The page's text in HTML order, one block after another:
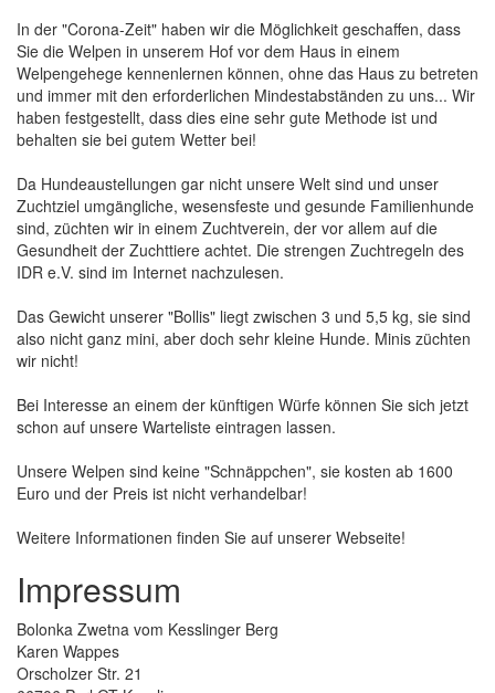
In der "Corona-Zeit" haben wir die Möglichkeit geschaffen, dass
Sie die Welpen in unserem Hof vor dem Haus in einem
Welpengehege kennenlernen können, ohne das Haus zu betreten
und immer mit den erforderlichen Mindestabständen zu uns... Wir
haben festgestellt, dass dies eine sehr gute Methode ist und
behalten sie bei gutem Wetter bei!
Da Hundeaustellungen gar nicht unsere Welt sind und unser
Zuchtziel umgängliche, wesensfeste und gesunde Familienhunde
sind, züchten wir in einem Zuchtverein, der vor allem auf die
Gesundheit der Zuchttiere achtet. Die strengen Zuchtregeln des
IDR e.V. sind im Internet nachzulesen.
Das Gewicht unserer "Bollis" liegt zwischen 3 und 5,5 kg, sie sind
also nicht ganz mini, aber doch sehr kleine Hunde. Minis züchten
wir nicht!
Bei Interesse an einem der künftigen Würfe können Sie sich jetzt
schon auf unsere Warteliste eintragen lassen.
Unsere Welpen sind keine "Schnäppchen", sie kosten ab 1600
Euro und der Preis ist nicht verhandelbar!
Weitere Informationen finden Sie auf unserer Webseite!
Impressum
Bolonka Zwetna vom Kesslinger Berg
Karen Wappes
Orscholzer Str. 21